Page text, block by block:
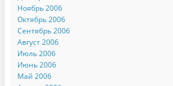
Ноябрь 2006
Октябрь 2006
Сентябрь 2006
Август 2006
Июль 2006
Июнь 2006
Май 2006